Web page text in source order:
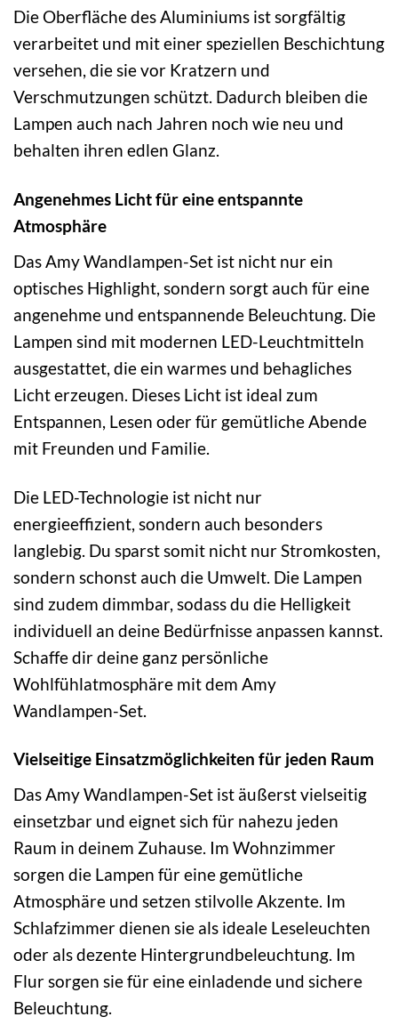
Die Oberfläche des Aluminiums ist sorgfältig
verarbeitet und mit einer speziellen Beschichtung
versehen, die sie vor Kratzern und
Verschmutzungen schützt. Dadurch bleiben die
Lampen auch nach Jahren noch wie neu und
behalten ihren edlen Glanz.
Angenehmes Licht für eine entspannte
Atmosphäre
Das Amy Wandlampen-Set ist nicht nur ein
optisches Highlight, sondern sorgt auch für eine
angenehme und entspannende Beleuchtung. Die
Lampen sind mit modernen LED-Leuchtmitteln
ausgestattet, die ein warmes und behagliches
Licht erzeugen. Dieses Licht ist ideal zum
Entspannen, Lesen oder für gemütliche Abende
mit Freunden und Familie.
Die LED-Technologie ist nicht nur
energieeffizient, sondern auch besonders
langlebig. Du sparst somit nicht nur Stromkosten,
sondern schonst auch die Umwelt. Die Lampen
sind zudem dimmbar, sodass du die Helligkeit
individuell an deine Bedürfnisse anpassen kannst.
Schaffe dir deine ganz persönliche
Wohlfühlatmosphäre mit dem Amy
Wandlampen-Set.
Vielseitige Einsatzmöglichkeiten für jeden Raum
Das Amy Wandlampen-Set ist äußerst vielseitig
einsetzbar und eignet sich für nahezu jeden
Raum in deinem Zuhause. Im Wohnzimmer
sorgen die Lampen für eine gemütliche
Atmosphäre und setzen stilvolle Akzente. Im
Schlafzimmer dienen sie als ideale Leseleuchten
oder als dezente Hintergrundbeleuchtung. Im
Flur sorgen sie für eine einladende und sichere
Beleuchtung.